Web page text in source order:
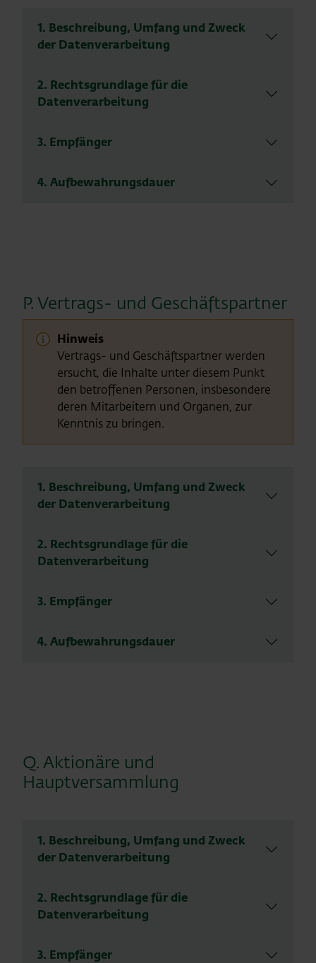
1. Beschreibung, Umfang und Zweck
der Datenverarbeitung
2. Rechtsgrundlage für die
Datenverarbeitung
3. Empfänger
4. Aufbewahrungsdauer
P. Vertrags- und Geschäftspartner
Hinweis
Vertrags- und Geschäftspartner werden
ersucht, die Inhalte unter diesem Punkt
den betroffenen Personen, insbesondere
deren Mitarbeitern und Organen, zur
Kenntnis zu bringen.
1. Beschreibung, Umfang und Zweck
der Datenverarbeitung
2. Rechtsgrundlage für die
Datenverarbeitung
3. Empfänger
4. Aufbewahrungsdauer
Q. Aktionäre und
Hauptversammlung
1. Beschreibung, Umfang und Zweck
der Datenverarbeitung
2. Rechtsgrundlage für die
Datenverarbeitung
3. Empfänger